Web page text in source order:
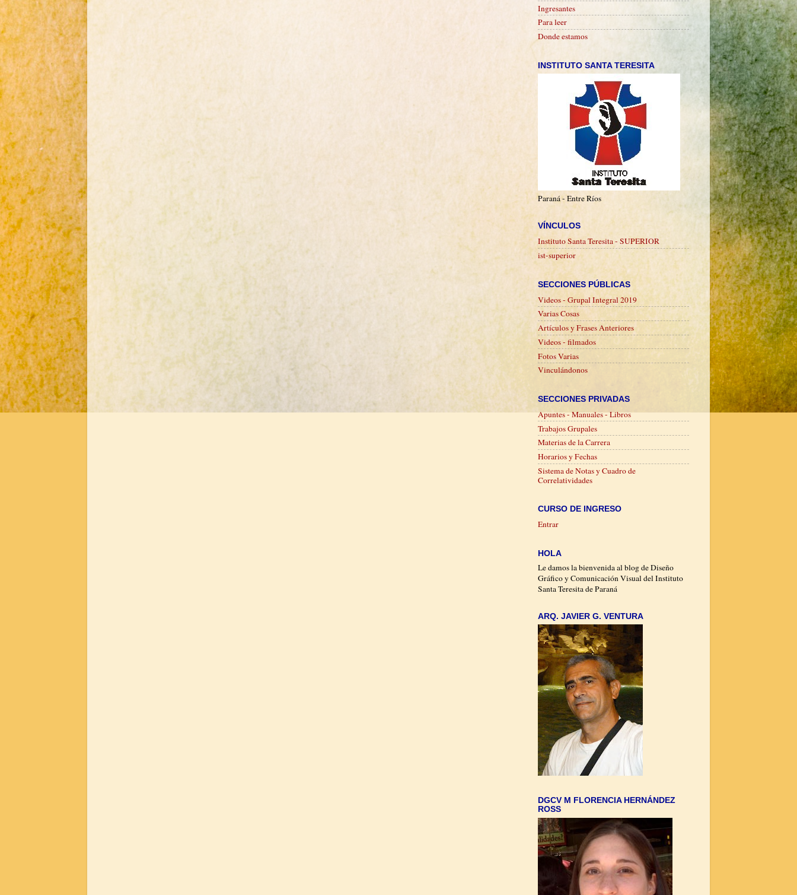
Ingresantes
Para leer
Donde estamos
INSTITUTO SANTA TERESITA
Paraná - Entre Ríos
VÍNCULOS
Instituto Santa Teresita - SUPERIOR
ist-superior
SECCIONES PÚBLICAS
Videos - Grupal Integral 2019
Varias Cosas
Artículos y Frases Anteriores
Videos - filmados
Fotos Varias
Vinculándonos
SECCIONES PRIVADAS
Apuntes - Manuales - Libros
Trabajos Grupales
Materias de la Carrera
Horarios y Fechas
Sistema de Notas y Cuadro de
Correlatividades
CURSO DE INGRESO
Entrar
HOLA
Le damos la bienvenida al blog de Diseño
Gráfico y Comunicación Visual del Instituto
Santa Teresita de Paraná
ARQ. JAVIER G. VENTURA
DGCV M FLORENCIA HERNÁNDEZ
ROSS